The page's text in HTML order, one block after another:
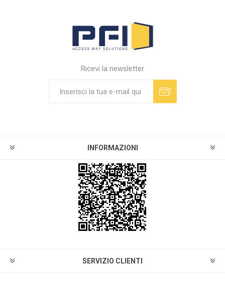
Ricevi la newsletter
INFORMAZIONI
SERVIZIO CLIENTI